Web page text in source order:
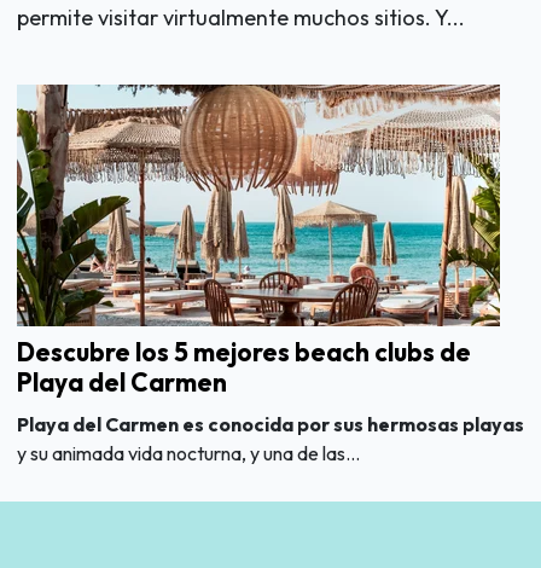
permite visitar virtualmente muchos sitios. Y...
Descubre los 5 mejores beach clubs de
Playa del Carmen
Playa del Carmen es conocida por sus hermosas playas
y su animada vida nocturna, y una de las...